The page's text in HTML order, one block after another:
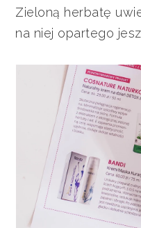
Zieloną herbatę
na niej opartego